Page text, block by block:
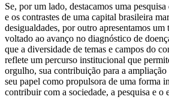
Se, por um lado, destacamos uma
e os contrastes de uma capital brasileira
desigualdades, por outro apresentamos
voltado ao avanço no diagnóstico de
que a diversidade de temas e campos do
reflete um percurso institucional que
orgulho, sua contribuição para a
seu papel como propulsora de uma forma
contribuir com a sociedade, a pesquisa e o